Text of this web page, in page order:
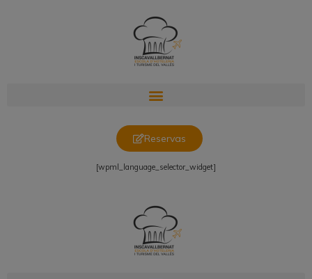
Reservas
[wpml_language_selector_widget]